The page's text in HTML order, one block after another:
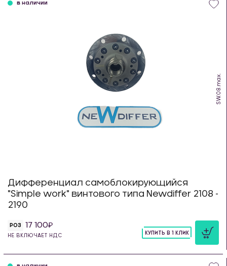
SW.08.max.
в наличии
Дифференциал самоблокирующийся
"Simple work" винтового типа Newdiffer 2108 -
2190
РОЗ 17 100
НЕ ВКЛЮЧАЕТ НДС
КУПИТЬ В 1 КЛИК